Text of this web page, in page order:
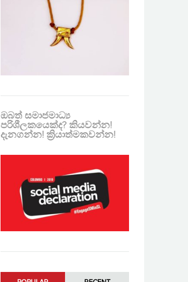
ඔබත් සමාජමාධ්‍ය
පරිශීලකයෙක්ද? කියවන්න!
දැනගන්න! ක්‍රියාත්මකවන්න!